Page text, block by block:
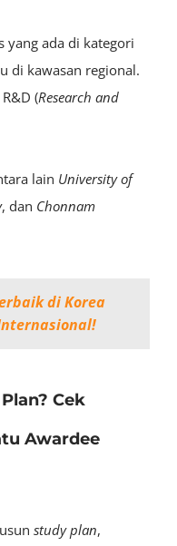
yang ada di kategori
di kawasan regional.
(Research and
lain University of
, dan Chonnam
di Korea
Cek
Awardee
studyplan,